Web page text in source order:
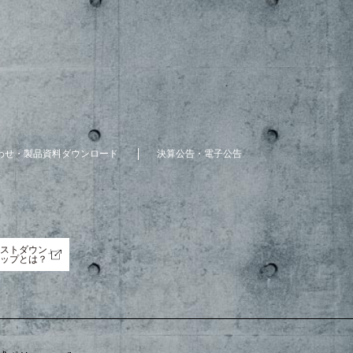
せ・製品資料ダウンロード 決算公告・電子公告
トダウン」
プとは？